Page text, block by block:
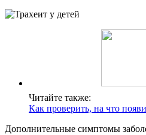
Читайте также:
Как проверить, на что
Дополнительные симптомы